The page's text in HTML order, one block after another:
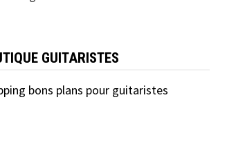
GUITARISTES
bons plans pour guitaristes